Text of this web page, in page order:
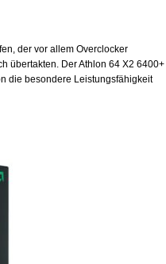
der vor allem Overclocker
übertakten. Der Athlon 64 X2 6400+
die besondere Leistungsfähigkeit